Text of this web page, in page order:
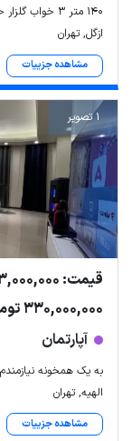
۱۴۰ متر ۳ خواب گلزار خوش نقشه و شیک
ازگل, تهران
مشاهده جزییات
1 تصویر
قیمت: 13,000,000 تومان اجاره
330,000,000 تومان رهن
آپارتمان
به یک همخونه نیازمندم
الهیه, تهران
مشاهده جزییات